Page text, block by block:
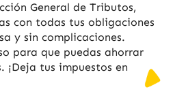
General de Tributos,
con todas tus obligaciones
y sin complicaciones.
para que puedas ahorrar
tus impuestos en